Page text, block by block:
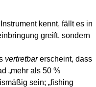
kennt, fällt es in
greift, sondern
vertretbarerscheint, dass
„mehr als 50 %
sein; „fishing